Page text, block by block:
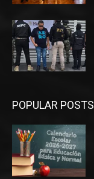
POPULAR POSTS